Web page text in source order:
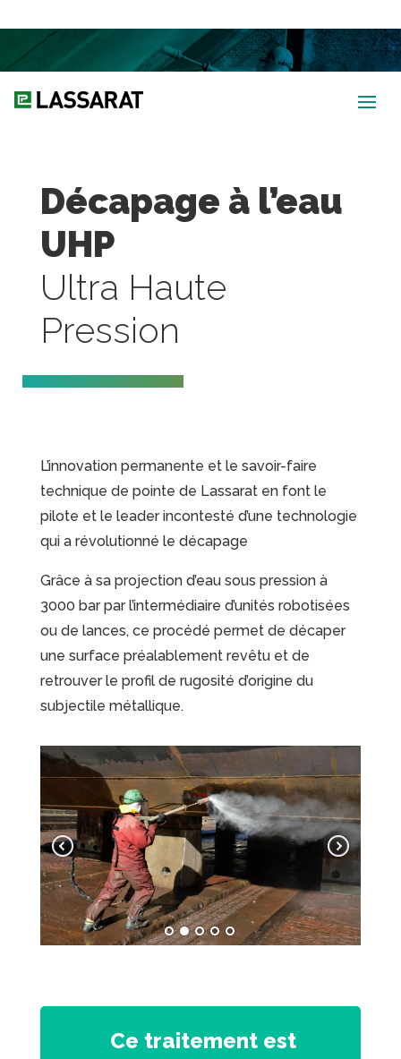
Accueil→Activités
Décapage à l’eau
UHP
Ultra Haute
Pression
L’innovation permanente et le savoir-faire
technique de pointe de Lassarat en font le
pilote et le leader incontesté d’une technologie
qui a révolutionné le décapage
Grâce à sa projection d’eau sous pression à
3000 bar par l’intermédiaire d’unités robotisées
ou de lances, ce procédé permet de décaper
une surface préalablement revêtu et de
retrouver le profil de rugosité d’origine du
subjectile métallique.
Ce traitement est